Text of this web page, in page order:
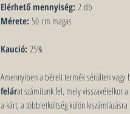
Elérhető mennyiség: 2 db
Mérete: 50 cm magas
Kaució: 25%
Amennyiben a bérelt termék sérülten vagy
felárat számítunk fel, mely visszavételkor
a kárt, a többletköltség külön kiszámlázásra